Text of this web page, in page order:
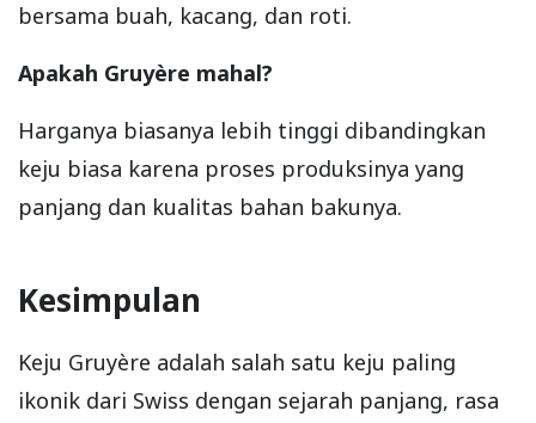
bersama buah, kacang, dan roti.
Apakah Gruyère mahal?
Harganya biasanya lebih tinggi dibandingkan
keju biasa karena proses produksinya yang
panjang dan kualitas bahan bakunya.
Kesimpulan
Keju Gruyère adalah salah satu keju paling
ikonik dari Swiss dengan sejarah panjang, rasa